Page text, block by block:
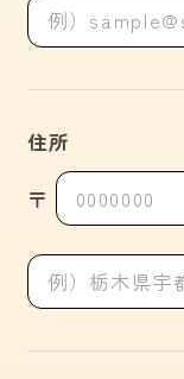
住所
〒